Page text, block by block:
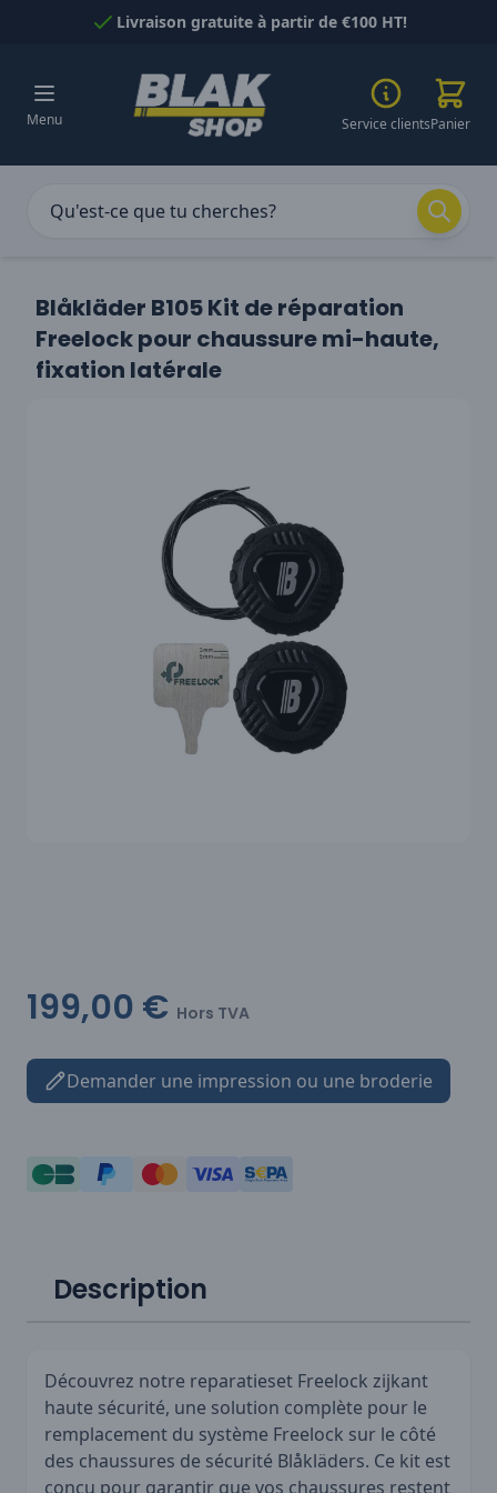
Passer au contenuLivraison gratuite à partir de €100 HT!
Menu Service clientsPanier
Blåkläder B105 Kit de réparation
Freelock pour chaussure mi-haute,
fixation latérale
199,00 € Hors TVA
Demander une impression ou une broderie
Description
Découvrez notre reparatieset Freelock zijkant
haute sécurité, une solution complète pour le
remplacement du système Freelock sur le côté
des chaussures de sécurité Blåkläders. Ce kit est
conçu pour garantir que vos chaussures restent